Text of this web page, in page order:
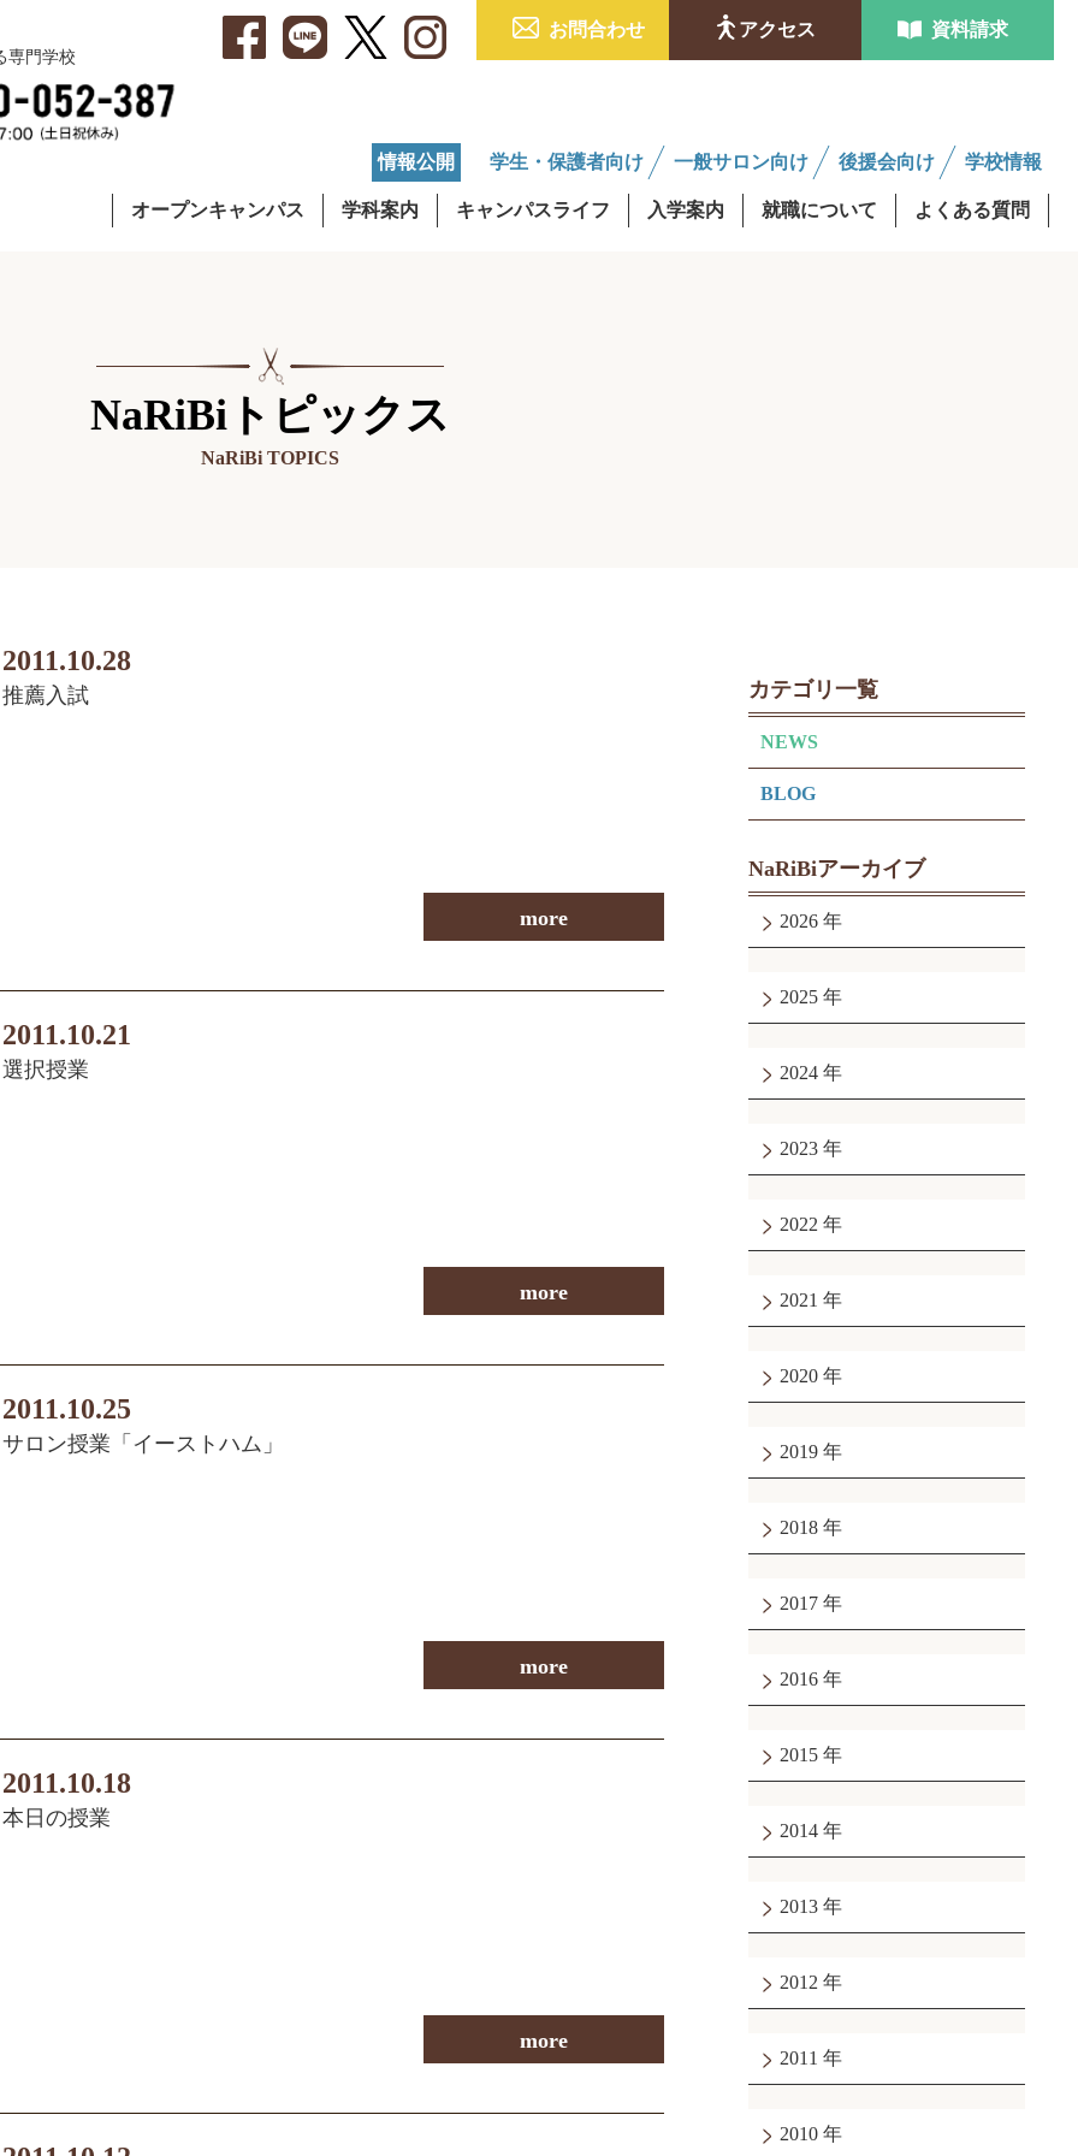
専門学校
お問合わせ アクセス 資料請求
情報公開 学生・保護者向け 一般サロン向け 後援会向け 学校情報
オープンキャンパス 学科案内
通信課程
キャンパスライフ
キャンパスライフ
入学案内
学費について
就職について
OG・OBインタビュー
よくある質問
NaRiBiトピックス
NaRiBi TOPICS
2011.10.28
推薦入試
more
2011.10.21
選択授業
more
2011.10.25
サロン授業「イーストハム」
more
2011.10.18
本日の授業
more
カテゴリ一覧
NEWS
BLOG
NaRiBiアーカイブ
2026
2025
2024
2023
2022
2021
2020
2019
2018
2017
2016
2015
2014
2013
2012
2011
2010